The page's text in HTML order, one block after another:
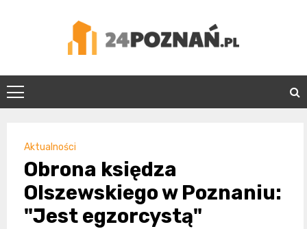
24Poznań.pl
Aktualności
Obrona księdza
Olszewskiego w Poznaniu:
"Jest egzorcystą"